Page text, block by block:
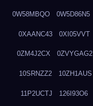
0W58MBQO 0W5D86N5
0XAANC43 0XI05VVT
0ZM4J2CX 0ZVYGAG2
10SRNZZ2 10ZH1AUS
11P2UCTJ 126I93O6